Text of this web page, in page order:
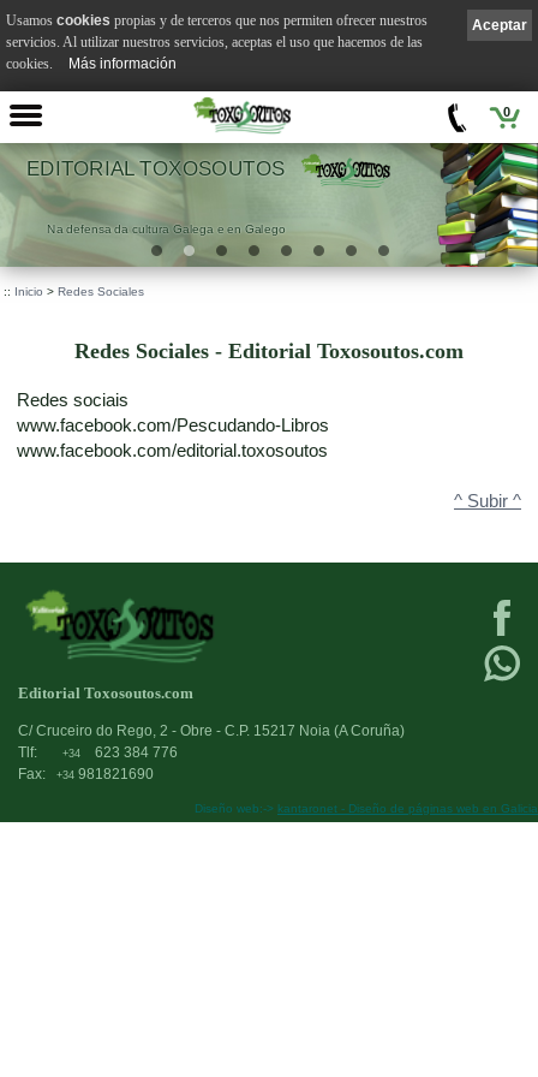
0
EDITORIAL TOXOSOUTOS
Na defensa da cultura Galega e en Galego
:: Inicio > Redes Sociales
Redes Sociales - Editorial Toxosoutos.com
Redes sociais
www.facebook.com/Pescudando-Libros
www.facebook.com/editorial.toxosoutos
^ Subir ^
Editorial Toxosoutos.com
C/ Cruceiro do Rego, 2 - Obre - C.P. 15217 Noia (A Coruña)
Tlf:
+34
623 384 776
Fax:
+34 981821690
Diseño web:-> kantaronet - Diseño de páginas web en Galicia
Aceptar
Usamos cookies propias y de terceros que nos permiten ofrecer nuestros
servicios. Al utilizar nuestros servicios, aceptas el uso que hacemos de las
cookies.
Más información